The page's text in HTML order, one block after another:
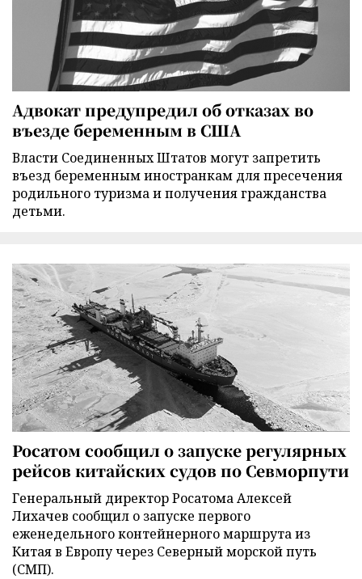
Адвокат предупредил об отказах во
въезде беременным в США
Власти Соединенных Штатов могут запретить
въезд беременным иностранкам для пресечения
родильного туризма и получения гражданства
детьми.
Росатом сообщил о запуске регулярных
рейсов китайских судов по Севморпути
Генеральный директор Росатома Алексей
Лихачев сообщил о запуске первого
еженедельного контейнерного маршрута из
Китая в Европу через Северный морской путь
(СМП).